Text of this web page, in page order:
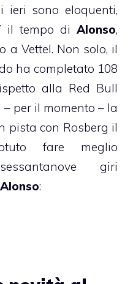
sono eloquenti,
il tempo di Alonso,
a Vettel. Non solo, il
ha completato 108
alla Red Bull
per il momento – la
pista con Rosberg il
fare meglio
giri
Alonso: